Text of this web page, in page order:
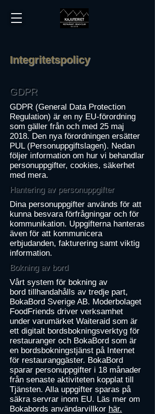
Integritetspolicy
GDPR
GDPR (General Data Protection
Regulation) är en ny EU-förordning
som gäller från och med 25 maj
2018. Den nya förordningen ersätter
PUL (Personuppgiftslagen). Nedan
följer information om hur vi behandlar
personuppgifter, cookies, säkerhet
med mera.
Hantering av personuppgifter
Dina personuppgifter används för att
kunna besvara förfrågningar och för
kommunikation. Uppgifterna hanteras
även för att kommunicera
erbjudanden, fakturering samt viktig
information.
Bokning av bord
Vårt system för ​bokning av
bord tillhandahålls av tredje part,
BokaBord Sverige AB. Moderbolaget
FoodFriends driver verksamhet
under varumärket Waiteraid som är
ett digitalt bordsbokningsverktyg för
restauranger och BokaBord som är
en bordsbokningstjänst på Internet
för restauranggäster. BokaBord
sparar personuppgifter i 18 månader
från senaste aktiviteten kopplat till
Tjänsten. Alla uppgifter sparas på
säkra servrar inom EU. Läs mer om
Bokabords användarvillkor här.